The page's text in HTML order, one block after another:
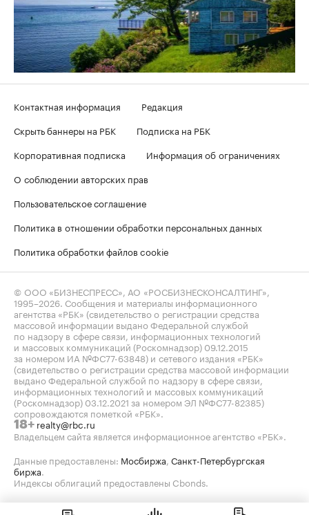
Контактная информация
Редакция
Скрыть баннеры на РБК
Подписка на РБК
Корпоративная подписка
Информация об ограничениях
О соблюдении авторских прав
Пользовательское соглашение
Политика в отношении обработки персональных данных
Политика обработки файлов cookie
© ООО «БИЗНЕСПРЕСС», АО «РОСБИЗНЕСКОНСАЛТИНГ»,
1995–2026 . Сообщения и материалы информационного
агентства «РБК» (свидетельство о регистрации средства
массовой информации выдано Федеральной службой
по надзору в сфере связи, информационных технологий
и массовых коммуникаций (Роскомнадзор) 09.12.2015
за номером ИА №ФС77-63848) и сетевого издания «РБК»
(свидетельство о регистрации средства массовой информации
выдано Федеральной службой по надзору в сфере связи,
информационных технологий и массовых коммуникаций
(Роскомнадзор) 03.12.2021 за номером ЭЛ №ФС77-82385)
сопровождаются пометкой «РБК».
18+ realty@rbc.ru
Владельцем сайта является информационное агентство «РБК».
Данные предоставлены: Мосбиржа Санкт-Петербургская
биржа
Индексы облигаций предоставлены Cbonds.